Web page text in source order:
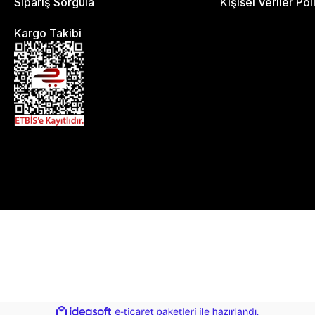
Kargo Takibi
ideasoft e-